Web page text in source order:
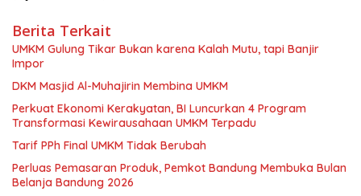
Berita Terkait
UMKM Gulung Tikar Bukan karena Kalah Mutu, tapi Banjir
Impor
DKM Masjid Al-Muhajirin Membina UMKM
Perkuat Ekonomi Kerakyatan, BI Luncurkan 4 Program
Transformasi Kewirausahaan UMKM Terpadu
Tarif PPh Final UMKM Tidak Berubah
Perluas Pemasaran Produk, Pemkot Bandung Membuka Bulan
Belanja Bandung 2026